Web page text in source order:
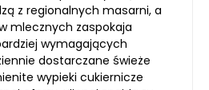
z regionalnych masarni, a
mlecznych zaspokaja
wymagających
dostarczane świeże
wypieki cukiernicze